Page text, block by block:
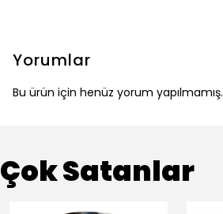
Yorumlar
Bu ürün için henüz yorum yapılmamış.
Çok Satanlar